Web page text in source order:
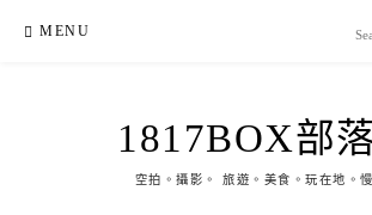
MENU
1817BOX部
空拍。攝影。 旅遊。美食。玩在地。